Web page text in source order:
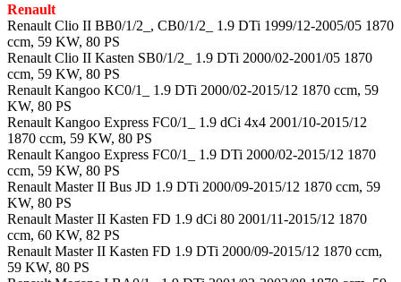
Renault
Renault Clio II BB0/1/2_, CB0/1/2_ 1.9 DTi 1999/12-2005/05 1870
ccm, 59 KW, 80 PS
Renault Clio II Kasten SB0/1/2_ 1.9 DTi 2000/02-2001/05 1870
ccm, 59 KW, 80 PS
Renault Kangoo KC0/1_ 1.9 DTi 2000/02-2015/12 1870 ccm, 59
KW, 80 PS
Renault Kangoo Express FC0/1_ 1.9 dCi 4x4 2001/10-2015/12
1870 ccm, 59 KW, 80 PS
Renault Kangoo Express FC0/1_ 1.9 DTi 2000/02-2015/12 1870
ccm, 59 KW, 80 PS
Renault Master II Bus JD 1.9 DTi 2000/09-2015/12 1870 ccm, 59
KW, 80 PS
Renault Master II Kasten FD 1.9 dCi 80 2001/11-2015/12 1870
ccm, 60 KW, 82 PS
Renault Master II Kasten FD 1.9 DTi 2000/09-2015/12 1870 ccm,
59 KW, 80 PS